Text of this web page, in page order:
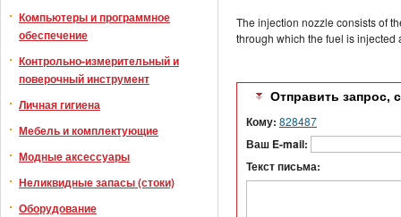
Компьютеры и программное
обеспечение
Контрольно-измерительный и
поверочный инструмент
Личная гигиена
Мебель и комплектующие
Модные аксессуары
Неликвидные запасы (стоки)
Оборудование
The injection nozzle consists of
through which the fuel is injected
Отправить запрос,
Кому: 828487
Ваш E-mail:
Текст письма: